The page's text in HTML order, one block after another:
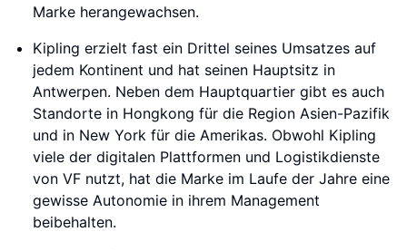
Marke herangewachsen.
Kipling erzielt fast ein Drittel seines Umsatzes auf
jedem Kontinent und hat seinen Hauptsitz in
Antwerpen. Neben dem Hauptquartier gibt es auch
Standorte in Hongkong für die Region Asien-Pazifik
und in New York für die Amerikas. Obwohl Kipling
viele der digitalen Plattformen und Logistikdienste
von VF nutzt, hat die Marke im Laufe der Jahre eine
gewisse Autonomie in ihrem Management
beibehalten.